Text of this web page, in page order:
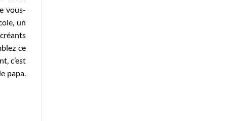
vous-
un
ce
c’est
papa.